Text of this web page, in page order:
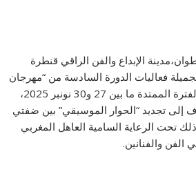
الإبداع والفن الراقي قنطرة
فعاليات الدورة السادسة من “مهرجان
عبد الصادق شقارة” في الفترة الممتدة ما بين 27 و30 نونبر 2025،
تجديد “الحوار الموسيقي” بين ضفتي
تحت الرعاية السامية العاهل المغربي
والفنانين.